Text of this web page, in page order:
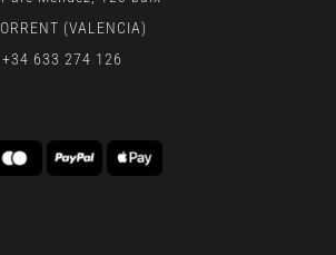
(VALENCIA)
633 274 126